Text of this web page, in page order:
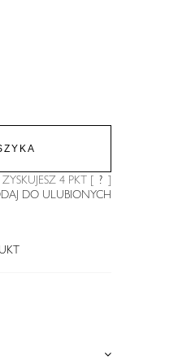
ZYSKUJESZ 4PKT [ ? ]
DO ULUBIONYCH